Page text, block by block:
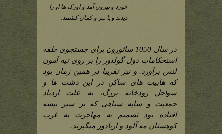
خورد و بیرون آمد و اورک ها او را
دیدند و با تیر و کمان کشتند.
در سال 1050 سائورون برای جستجوی حلقه
استحکامات دول گولدور را بر روی تپه آمون
لنس برآورد. و نیز تقریبا در همین زمان بود
که هابیت های ساکن در این دشت ها و
سواحل رودخانه بزرگ، به علت ازدیاد
جمعیت و سایه سیاهی که بر سبز بیشه
افتاده بود تصمیم به مهاجرت به غرب
کوهستان مه آلود و اریادور میگیرند.